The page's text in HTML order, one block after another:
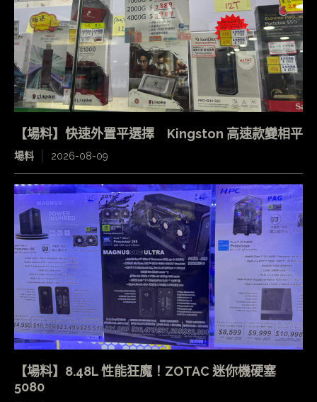
【場料】快速外置平選擇 Kingston 高速款變相平
場料 2026-08-09
【場料】8.48L 性能狂魔！ZOTAC 迷你機硬塞
5080